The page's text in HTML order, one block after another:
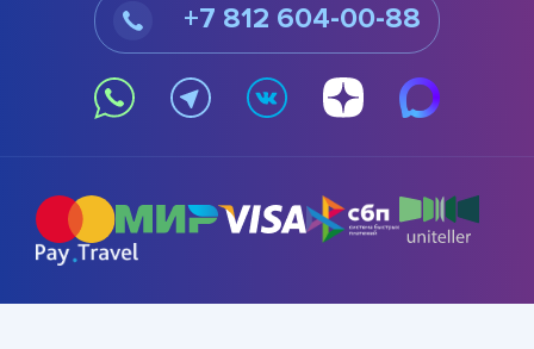
+7 812 604-00-88